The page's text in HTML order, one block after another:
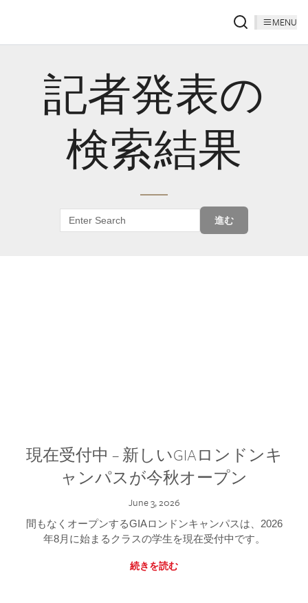
MENU
記者発表の
検索結果
進む
現在受付中 – 新しいGIAロンドンキ
ャンパスが今秋オープン
June 3, 2026
間もなくオープンするGIAロンドンキャンパスは、2026
年8月に始まるクラスの学生を現在受付中です。
続きを読む